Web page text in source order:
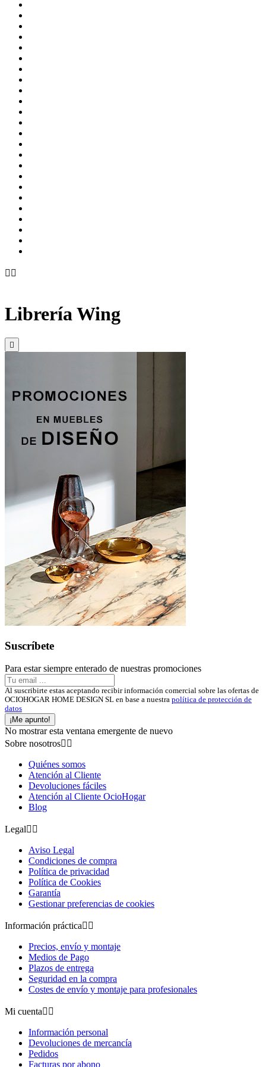
 
Librería Wing

Suscríbete
Para estar siempre enterado de nuestras promociones
Al suscribirte estas aceptando recibir información comercial sobre las ofertas de
OCIOHOGAR HOME DESIGN SL en base a nuestra política de protección de
datos
¡Me apunto!
No mostrar esta ventana emergente de nuevo
Sobre nosotros 
Quiénes somos
Atención al Cliente
Devoluciones fáciles
Atención al Cliente OcioHogar
Blog
Legal 
Aviso Legal
Condiciones de compra
Política de privacidad
Política de Cookies
Garantía
Gestionar preferencias de cookies
Información práctica 
Precios, envío y montaje
Medios de Pago
Plazos de entrega
Seguridad en la compra
Costes de envío y montaje para profesionales
Mi cuenta 
Información personal
Devoluciones de mercancía
Pedidos
Facturas por abono